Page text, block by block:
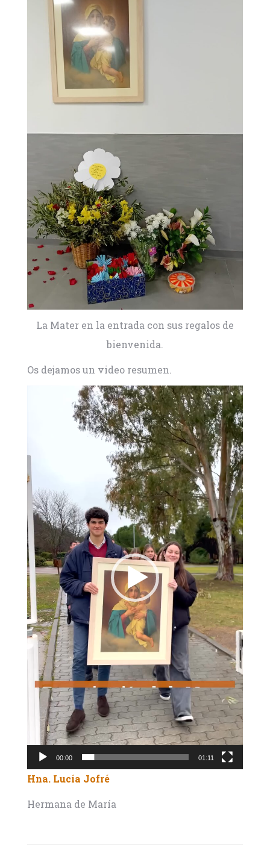
La Mater en la entrada con sus regalos de
bienvenida.
Os dejamos un video resumen.
Reproductor
00:00 01:11
Hna. Lucía Jofré
Hermana de María